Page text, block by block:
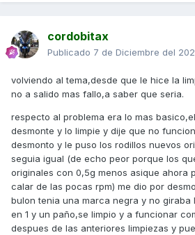
cordobitax
Publicado 7 de Diciembre del
volviendo al tema,desde que le hice la
no a salido mas fallo,a saber que seria.
respecto al problema era lo mas
desmonte y lo limpie y dije que no
desmonto y le puso los rodillos nuevos
seguia igual (de echo peor porque los
originales con 0,5g menos asique ahora
calar de las pocas rpm) me dio por
bulon tenia una marca negra y no giraba
en 1 y un paño,se limpio y a funcionar
despues de las anteriores limpiezas y